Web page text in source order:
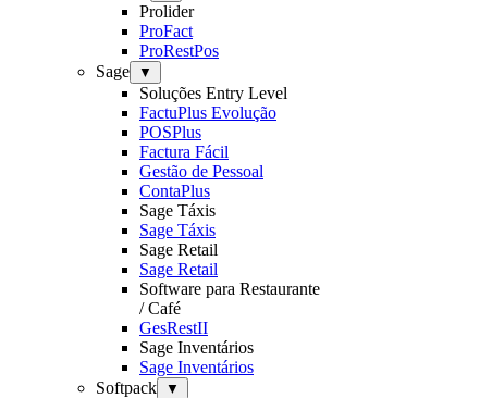
Prolider
ProFact
ProRestPos
Sage
▼
Soluções Entry Level
FactuPlus Evolução
POSPlus
Factura Fácil
Gestão de Pessoal
ContaPlus
Sage Táxis
Sage Táxis
Sage Retail
Sage Retail
Software para Restaurante
/ Café
GesRestII
Sage Inventários
Sage Inventários
Softpack
▼